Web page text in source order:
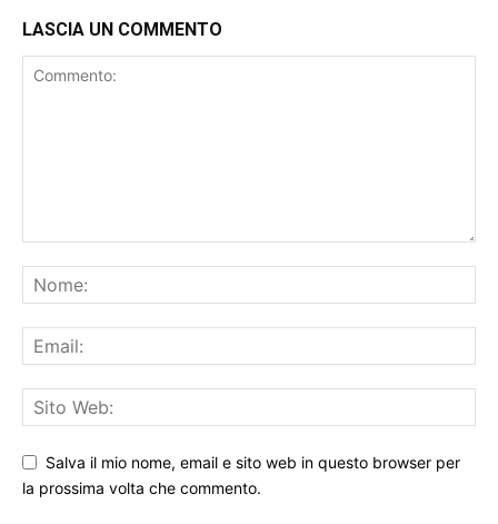
LASCIA UN COMMENTO